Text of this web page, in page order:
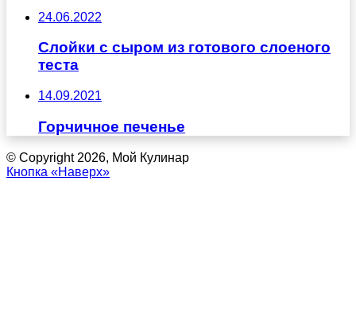
24.06.2022
Слойки с сыром из готового слоеного
теста
14.09.2021
Горчичное печенье
© Copyright 2026, Мой Кулинар
Кнопка «Наверх»